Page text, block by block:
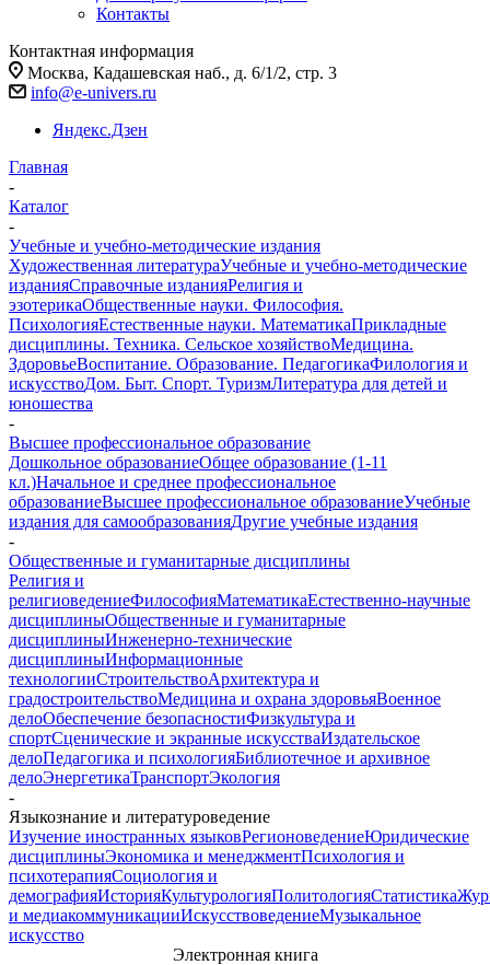
Контакты
Контактная информация
Москва, Кадашевская наб., д. 6/1/2, стр. 3
info@e-univers.ru
Яндекс.Дзен
Главная
-
Каталог
-
Учебные и учебно-методические издания
Художественная литератураУчебные и учебно-методические
изданияСправочные изданияРелигия и
эзотерикаОбщественные науки. Философия.
ПсихологияЕстественные науки. МатематикаПрикладные
дисциплины. Техника. Сельское хозяйствоМедицина.
ЗдоровьеВоспитание. Образование. ПедагогикаФилология и
искусствоДом. Быт. Спорт. ТуризмЛитература для детей и
юношества
-
Высшее профессиональное образование
Дошкольное образованиеОбщее образование (1-11
кл.)Начальное и среднее профессиональное
образованиеВысшее профессиональное образованиеУчебные
издания для самообразованияДругие учебные издания
-
Общественные и гуманитарные дисциплины
Религия и
религиоведениеФилософияМатематикаЕстественно-научные
дисциплиныОбщественные и гуманитарные
дисциплиныИнженерно-технические
дисциплиныИнформационные
технологииСтроительствоАрхитектура и
градостроительствоМедицина и охрана здоровьяВоенное
делоОбеспечение безопасностиФизкультура и
спортСценические и экранные искусстваИздательское
делоПедагогика и психологияБиблиотечное и архивное
делоЭнергетикаТранспортЭкология
-
Языкознание и литературоведение
Изучение иностранных языковРегионоведениеЮридические
дисциплиныЭкономика и менеджментПсихология и
психотерапияСоциология и
демографияИсторияКультурологияПолитологияСтатистика
и медиакоммуникацииИскусствоведениеМузыкальное
искусство
Электронная книга